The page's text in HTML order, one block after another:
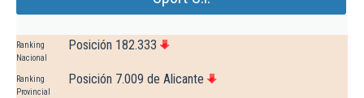
Ranking
Nacional
Posición 182.333
Ranking
Provincial
Posición 7.009 de Alicante